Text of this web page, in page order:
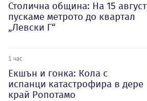
Столична община: На 15 август
пускаме метрото до квартал
„Левски Г“
1 час
Екшън и гонка: Кола с
испанци катастрофира в дере
край Ропотамо